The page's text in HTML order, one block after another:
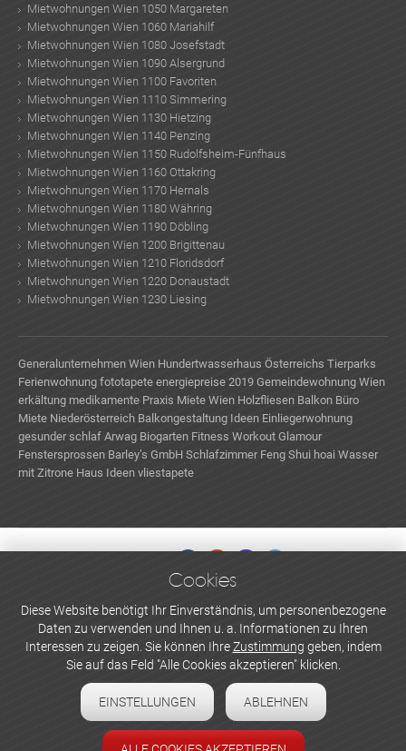
Mietwohnungen Wien 1050 Margareten
Mietwohnungen Wien 1060 Mariahilf
Mietwohnungen Wien 1080 Josefstadt
Mietwohnungen Wien 1090 Alsergrund
Mietwohnungen Wien 1100 Favoriten
Mietwohnungen Wien 1110 Simmering
Mietwohnungen Wien 1130 Hietzing
Mietwohnungen Wien 1140 Penzing
Mietwohnungen Wien 1150 Rudolfsheim-Fünfhaus
Mietwohnungen Wien 1160 Ottakring
Mietwohnungen Wien 1170 Hernals
Mietwohnungen Wien 1180 Währing
Mietwohnungen Wien 1190 Döbling
Mietwohnungen Wien 1200 Brigittenau
Mietwohnungen Wien 1210 Floridsdorf
Mietwohnungen Wien 1220 Donaustadt
Mietwohnungen Wien 1230 Liesing
Generalunternehmen Wien Hundertwasserhaus Österreichs Tierparks
Ferienwohnung fototapete energiepreise 2019 Gemeindewohnung Wien
erkältung medikamente Praxis Miete Wien Holzfliesen Balkon Büro
Miete Niederösterreich Balkongestaltung Ideen Einliegerwohnung
gesunder schlaf Arwag Biogarten Fitness Workout Glamour
Fenstersprossen Barley’s GmbH Schlafzimmer Feng Shui hoai Wasser
mit Zitrone Haus Ideen vliestapete
WERBEN UND INSERIEREN
Newsletter abonnieren
Datenschutzerklärung
Cookie-Einstellungen
Cookies
Diese Website benötigt Ihr Einverständnis, um personenbezogene
Daten zu verwenden und Ihnen u. a. Informationen zu Ihren
Interessen zu zeigen. Sie können IhreZustimmung geben, indem
Sie auf das Feld "Alle Cookies akzeptieren" klicken.
EINSTELLUNGEN ABLEHNEN